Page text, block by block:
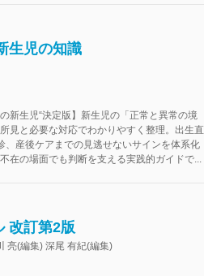
生児の知識
新生児“決定版】新生児の「正常と異常の境
見と必要な対応でわかりやすく整理。出生直
、産後ケアまでの見逃せないサインを体系化
在の場面でも判断を支える実践的ガイドで...
改訂第2版
亮(編集) 深尾 有紀(編集)